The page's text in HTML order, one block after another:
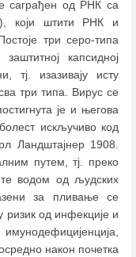
саграђен од РНК са
који штити РНК и
три серо-типа
капсидној
тј. изазивају исту
три типа. Вирус се
је и његова
искључиво код
Ландштајнер 1908.
путем, тј. преко
водом од људских
за пливање се
ризик од инфекције и
након почетка